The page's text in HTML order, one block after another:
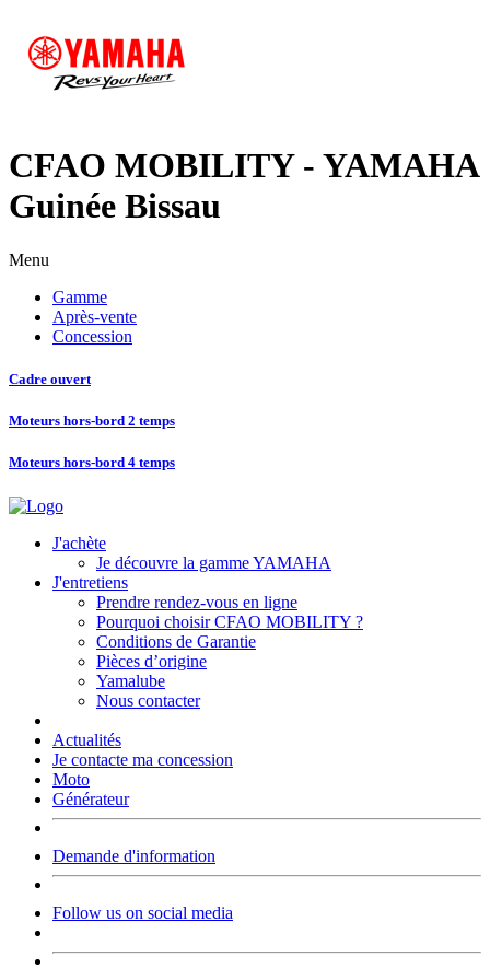
CFAO MOBILITY - YAMAHA
Guinée Bissau
Menu
Gamme
Après-vente
Concession
Cadre ouvert
Moteurs hors-bord 2 temps
Moteurs hors-bord 4 temps
J'achète
Je découvre la gamme YAMAHA
J'entretiens
Prendre rendez-vous en ligne
Pourquoi choisir CFAO MOBILITY ?
Conditions de Garantie
Pièces d’origine
Yamalube
Nous contacter
Actualités
Je contacte ma concession
Moto
Générateur
Demande d'information
Follow us on social media